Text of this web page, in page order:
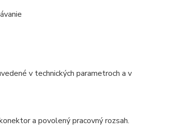
v technických parametroch a v
a povolený pracovný rozsah.